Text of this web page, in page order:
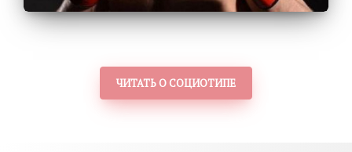
ЧИТАТЬ О СОЦИОТИПЕ